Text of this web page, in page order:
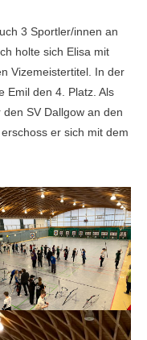
3 Sportler/innen an
holte sich Elisa mit
Vizemeistertitel. In der
Emil den 4. Platz. Als
SV Dallgow an den
er sich mit dem